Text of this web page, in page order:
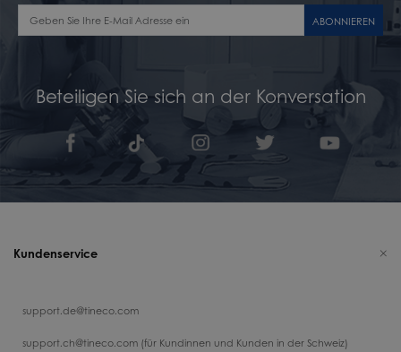
ABONNIEREN
Beteiligen Sie sich an der Konversation
Kundenservice
support.de@tineco.com
support.ch@tineco.com (für Kundinnen und Kunden in der Schweiz)